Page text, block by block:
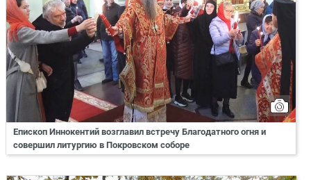
Епископ Иннокентий возглавил встречу Благодатного огня и
совершил литургию в Покровском соборе